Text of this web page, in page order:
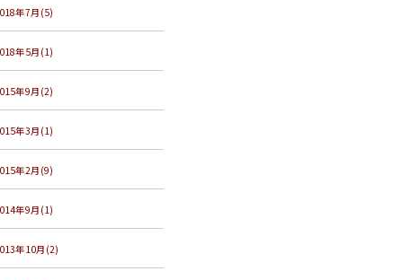
年7月(5)
年5月(1)
年9月(2)
年3月(1)
年2月(9)
年9月(1)
年10月(2)